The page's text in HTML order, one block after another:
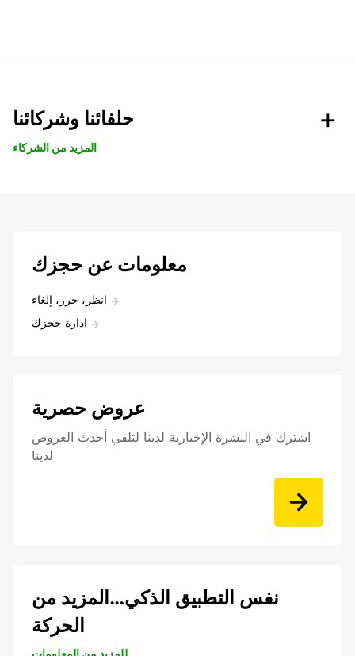
حلفائنا وشركائنا
المزيد من الشركاء
معلومات عن حجزك
انظر، حرر، إلغاء
ادارة حجزك
عروض حصرية
اشترك في النشرة الإخبارية لدينا لتلقي أحدث العروض
لدينا
نفس التطبيق الذكي…المزيد من
الحركة
للمزيد من المعلومات